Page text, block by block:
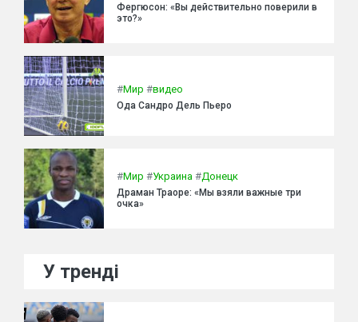
Фергюсон: «Вы действительно поверили в
это?»
#Мир #видео
Ода Сандро Дель Пьеро
#Мир #Украина #Донецк
Драман Траоре: «Мы взяли важные три
очка»
У тренді